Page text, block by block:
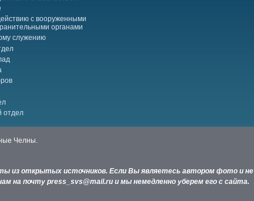
с вооруженными
органами
служению
отдел
Челны.
из открытых источников. Если Вы являетесь автором фото и не
на почту press_svs@mail.ru и мы немедленно уберем его с сайта.